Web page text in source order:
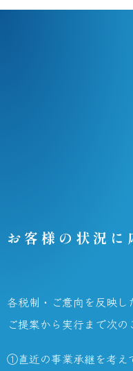
お客様の状況に
各税制・ご意向を反映し
ご提案から実行まで次の
①直近の事業承継を考え